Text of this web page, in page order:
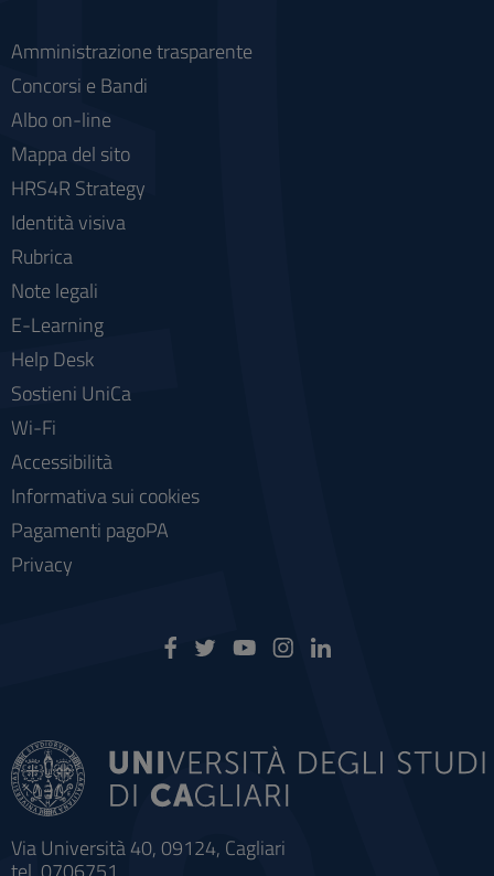
Via Università 40, 09124, Cagliari
Amministrazione trasparente
Concorsi e Bandi
Albo on-line
Mappa del sito
HRS4R Strategy
Identità visiva
Rubrica
Note legali
E-Learning
Help Desk
Sostieni UniCa
Wi-Fi
Accessibilità
Informativa sui cookies
Pagamenti pagoPA
Privacy